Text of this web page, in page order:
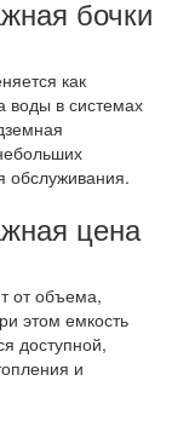
бочки
как
воды в системах
обслуживания.
цена
от объема,
этом емкость
доступной,
и